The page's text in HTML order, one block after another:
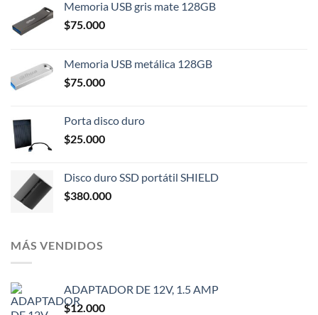
Memoria USB gris mate 128GB
$75.000
Memoria USB metálica 128GB
$75.000
Porta disco duro
$25.000
Disco duro SSD portátil SHIELD
$380.000
MÁS VENDIDOS
ADAPTADOR DE 12V, 1.5 AMP
$12.000